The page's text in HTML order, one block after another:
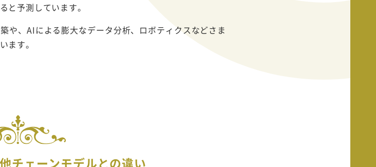
と予測しています。
や、AIによる膨大なデータ分析、ロボティクスなどさま
ます。
チェーンモデルとの違い